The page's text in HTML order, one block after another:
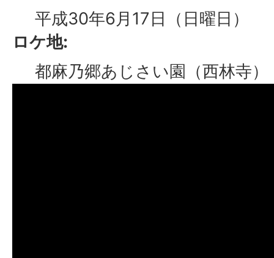
平成30年6月17日（日曜日）
ロケ地:
都麻乃郷あじさい園（西林寺）